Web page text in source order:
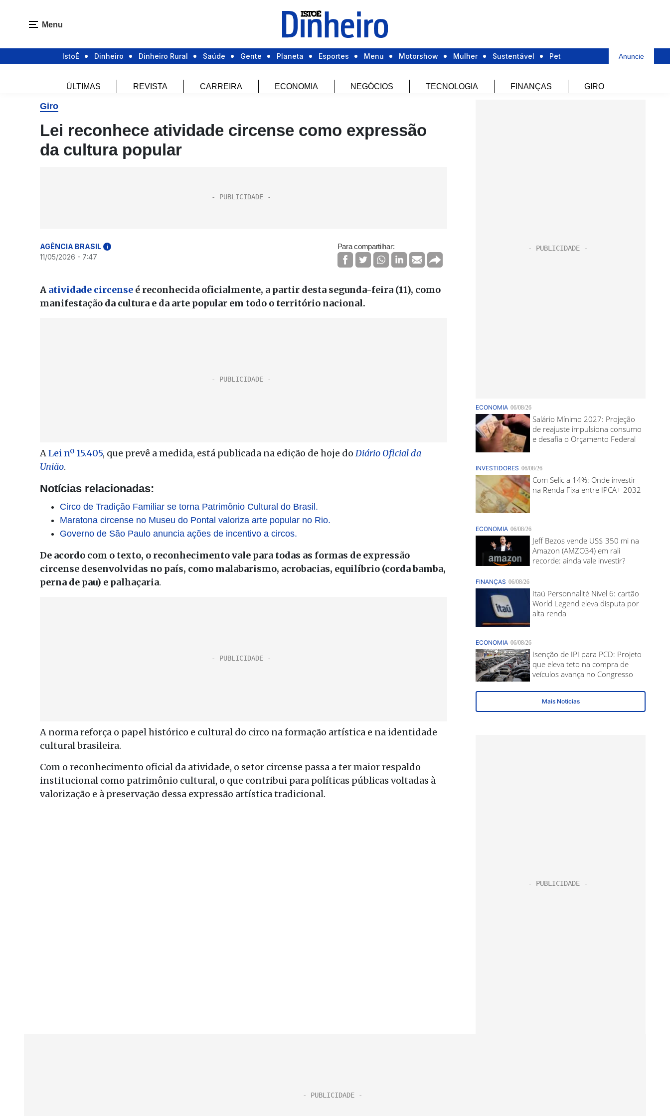
Menu
IstoÉ Dinheiro Dinheiro Rural Saúde Gente Planeta Esportes Menu Motorshow Mulher Sustentável Pet Anuncie
ÚLTIMAS REVISTA CARREIRA ECONOMIA NEGÓCIOS TECNOLOGIA FINANÇAS GIRO
Giro
Lei reconhece atividade circense como expressão
da cultura popular
AGÊNCIA BRASIL i
11/05/2026 - 7:47
Para compartilhar:
A atividade circense é reconhecida oficialmente, a partir desta segunda-feira (11), como
manifestação da cultura e da arte popular em todo o território nacional.
ALei nº 15.405, que prevê a medida, está publicada na edição de hoje do Diário Oficial da
União.
Notícias relacionadas:
Circo de Tradição Familiar se torna Patrimônio Cultural do Brasil.
Maratona circense no Museu do Pontal valoriza arte popular no Rio.
Governo de São Paulo anuncia ações de incentivo a circos.
De acordo com o texto, o reconhecimento vale para todas as formas de expressão
circense desenvolvidas no país, como malabarismo, acrobacias, equilíbrio (corda bamba,
perna de pau) e palhaçaria.
A norma reforça o papel histórico e cultural do circo na formação artística e na identidade
cultural brasileira.
Com o reconhecimento oficial da atividade, o setor circense passa a ter maior respaldo
institucional como patrimônio cultural, o que contribui para políticas públicas voltadas à
valorização e à preservação dessa expressão artística tradicional.